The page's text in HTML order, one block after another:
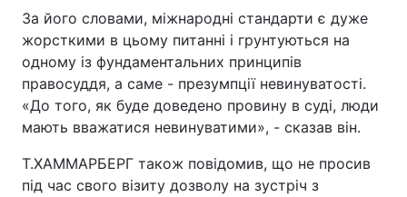
За його словами, міжнародні стандарти є дуже
жорсткими в цьому питанні і грунтуються на
одному із фундаментальних принципів
правосуддя, а саме - презумпції невинуватості.
«До того, як буде доведено провину в суді, люди
мають вважатися невинуватими», - сказав він.
Т.ХАММАРБЕРГ також повідомив, що не просив
під час свого візиту дозволу на зустріч з